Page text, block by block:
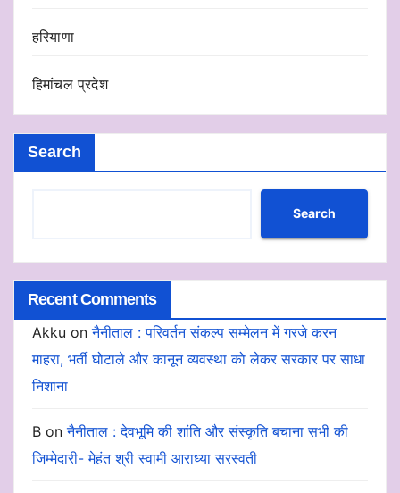
हरियाणा
हिमांचल प्रदेश
Search
Search
Recent Comments
Akku onनैनीताल : परिवर्तन संकल्प सम्मेलन में गरजे करन
माहरा, भर्ती घोटाले और कानून व्यवस्था को लेकर सरकार पर साधा
निशाना
B onनैनीताल : देवभूमि की शांति और संस्कृति बचाना सभी की
जिम्मेदारी- मेहंत श्री स्वामी आराध्या सरस्वती